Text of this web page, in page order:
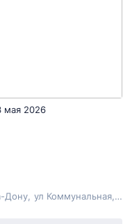
мая 2026
Дону ул Коммунальная